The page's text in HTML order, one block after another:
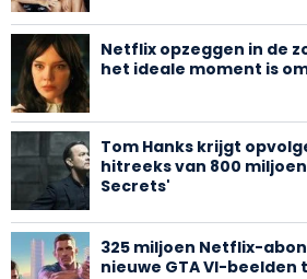
Netflix opzeggen in de
het ideale moment is
Tom Hanks krijgt
hitreeks van 800
Secrets'
325 miljoen Netflix-
nieuwe GTA VI-beelden